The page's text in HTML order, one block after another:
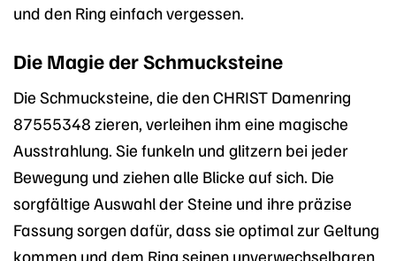
und den Ring einfach vergessen.
Die Magie der Schmucksteine
Die Schmucksteine, die den CHRIST Damenring
87555348 zieren, verleihen ihm eine magische
Ausstrahlung. Sie funkeln und glitzern bei jeder
Bewegung und ziehen alle Blicke auf sich. Die
sorgfältige Auswahl der Steine und ihre präzise
Fassung sorgen dafür, dass sie optimal zur Geltung
kommen und dem Ring seinen unverwechselbaren